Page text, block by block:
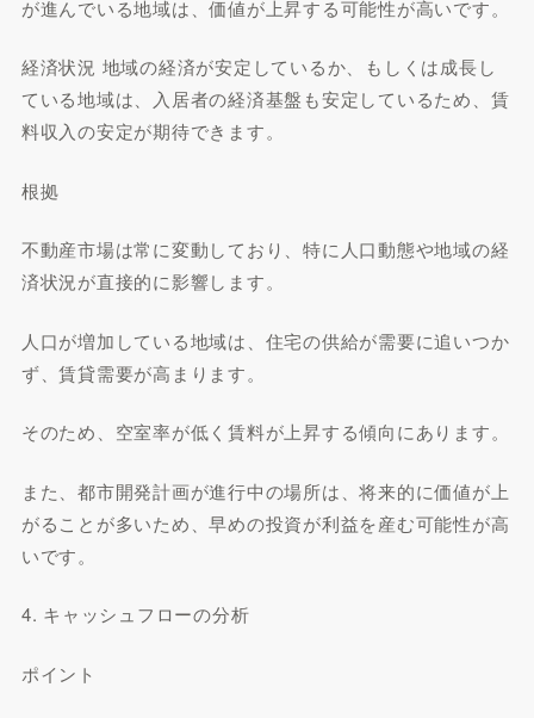
が進んでいる地域は、価値が上昇する可能性が高いです。
経済状況 地域の経済が安定しているか、もしくは成長し
ている地域は、入居者の経済基盤も安定しているため、賃
料収入の安定が期待できます。
根拠
不動産市場は常に変動しており、特に人口動態や地域の経
済状況が直接的に影響します。
人口が増加している地域は、住宅の供給が需要に追いつか
ず、賃貸需要が高まります。
そのため、空室率が低く賃料が上昇する傾向にあります。
また、都市開発計画が進行中の場所は、将来的に価値が上
がることが多いため、早めの投資が利益を産む可能性が高
いです。
4. キャッシュフローの分析
ポイント